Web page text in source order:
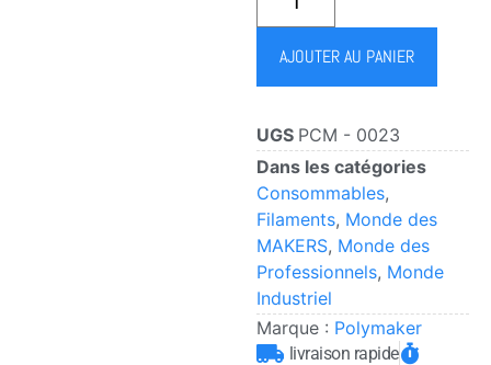
AJOUTER AU PANIER
UGS PCM - 0023
Dans les catégories
Consommables,
Filaments, Monde des
MAKERS, Monde des
Professionnels, Monde
Industriel
Marque : Polymaker
livraison rapide